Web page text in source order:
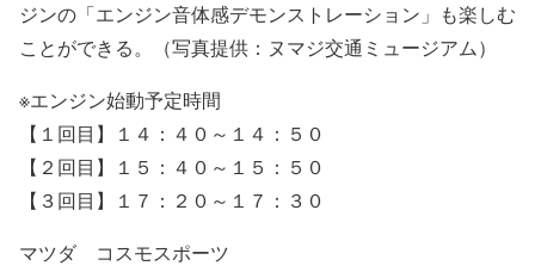
ジンの「エンジン音体感デモンストレーション」も楽しむ
ことができる。（写真提供：ヌマジ交通ミュージアム）
※エンジン始動予定時間
【１回目】１４：４０～１４：５０
【２回目】１５：４０～１５：５０
【３回目】１７：２０～１７：３０
マツダ コスモスポーツ